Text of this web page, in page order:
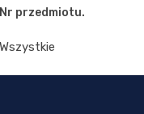
Nr przedmiotu.